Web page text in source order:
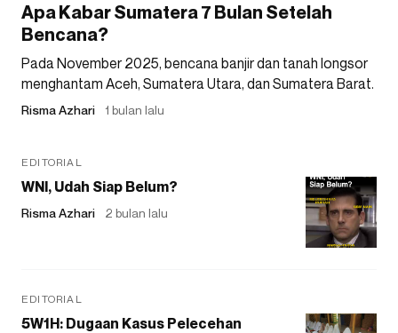
Apa Kabar Sumatera 7 Bulan Setelah
Bencana?
Pada November 2025, bencana banjir dan tanah longsor
menghantam Aceh, Sumatera Utara, dan Sumatera Barat.
Risma Azhari 1 bulan lalu
EDITORIAL
WNI, Udah Siap Belum?
Risma Azhari 2 bulan lalu
EDITORIAL
5W1H: Dugaan Kasus Pelecehan